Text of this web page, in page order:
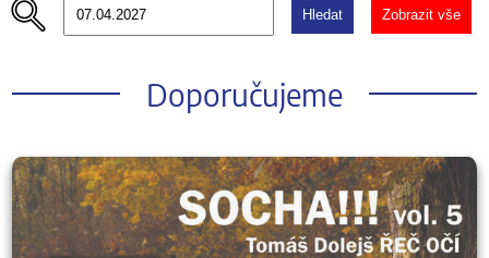
Hledat Zobrazit vše
Doporučujeme